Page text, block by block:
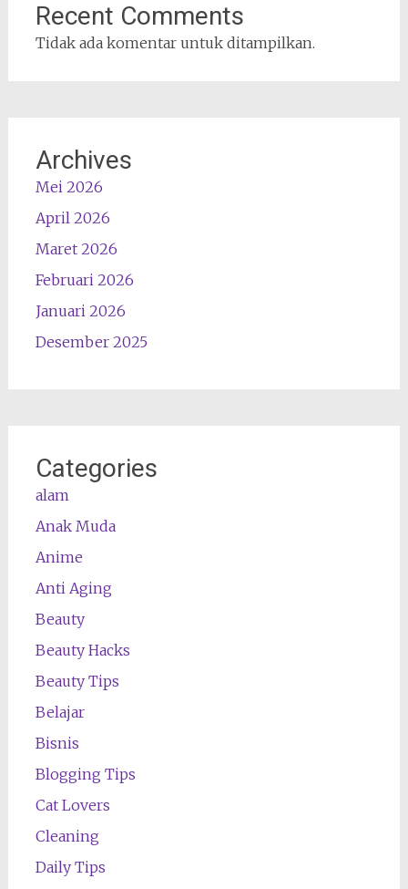
Recent Comments
Tidak ada komentar untuk ditampilkan.
Archives
Mei 2026
April 2026
Maret 2026
Februari 2026
Januari 2026
Desember 2025
Categories
alam
Anak Muda
Anime
Anti Aging
Beauty
Beauty Hacks
Beauty Tips
Belajar
Bisnis
Blogging Tips
Cat Lovers
Cleaning
Daily Tips